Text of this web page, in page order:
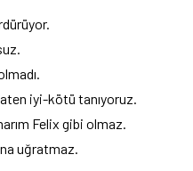
iyi-kötü tanıyoruz.
Felix gibi olmaz.
uğratmaz.